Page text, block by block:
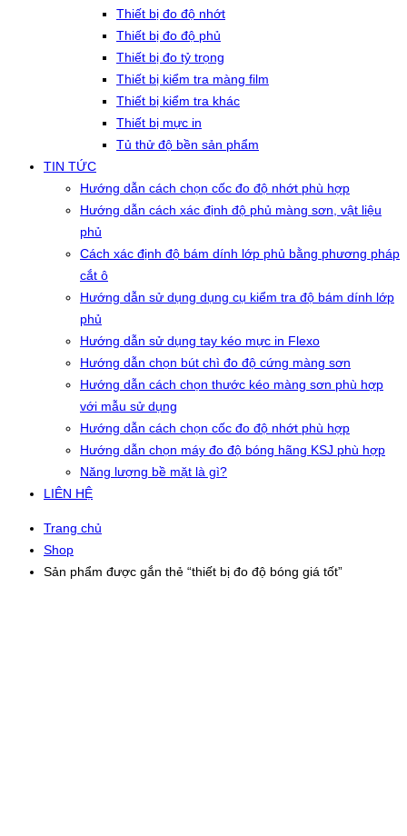
Thiết bị đo độ nhớt
Thiết bị đo độ phủ
Thiết bị đo tỷ trọng
Thiết bị kiểm tra màng film
Thiết bị kiểm tra khác
Thiết bị mực in
Tủ thử độ bền sản phẩm
TIN TỨC
Hướng dẫn cách chọn cốc đo độ nhớt phù hợp
Hướng dẫn cách xác định độ phủ màng sơn, vật liệu
phủ
Cách xác định độ bám dính lớp phủ bằng phương pháp
cắt ô
Hướng dẫn sử dụng dụng cụ kiểm tra độ bám dính lớp
phủ
Hướng dẫn sử dụng tay kéo mực in Flexo
Hướng dẫn chọn bút chì đo độ cứng màng sơn
Hướng dẫn cách chọn thước kéo màng sơn phù hợp
với mẫu sử dụng
Hướng dẫn cách chọn cốc đo độ nhớt phù hợp
Hướng dẫn chọn máy đo độ bóng hãng KSJ phù hợp
Năng lượng bề mặt là gì?
LIÊN HỆ
Trang chủ
Shop
Sản phẩm được gắn thẻ “thiết bị đo độ bóng giá tốt”